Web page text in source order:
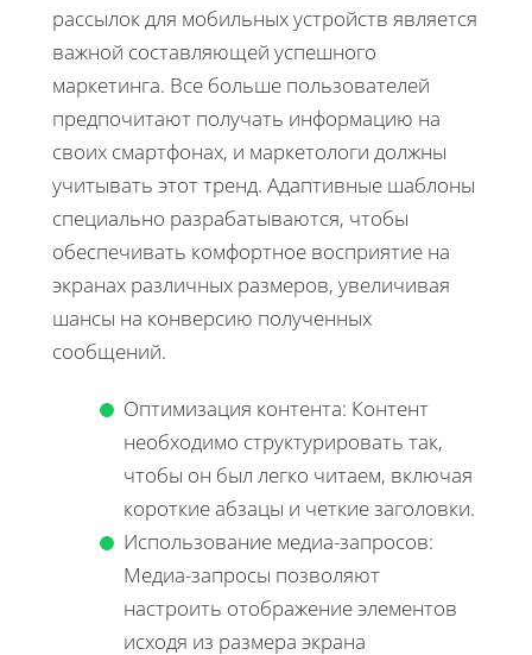
рассылок для мобильных устройств является
важной составляющей успешного
маркетинга. Все больше пользователей
предпочитают получать информацию на
своих смартфонах, и маркетологи должны
учитывать этот тренд. Адаптивные шаблоны
специально разрабатываются, чтобы
обеспечивать комфортное восприятие на
экранах различных размеров, увеличивая
шансы на конверсию полученных
сообщений.
Оптимизация контента: Контент
необходимо структурировать так,
чтобы он был легко читаем, включая
короткие абзацы и четкие заголовки.
Использование медиа-запросов:
Медиа-запросы позволяют
настроить отображение элементов
исходя из размера экрана